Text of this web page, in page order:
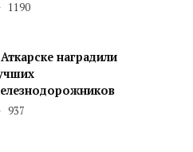
1190
наградили
937